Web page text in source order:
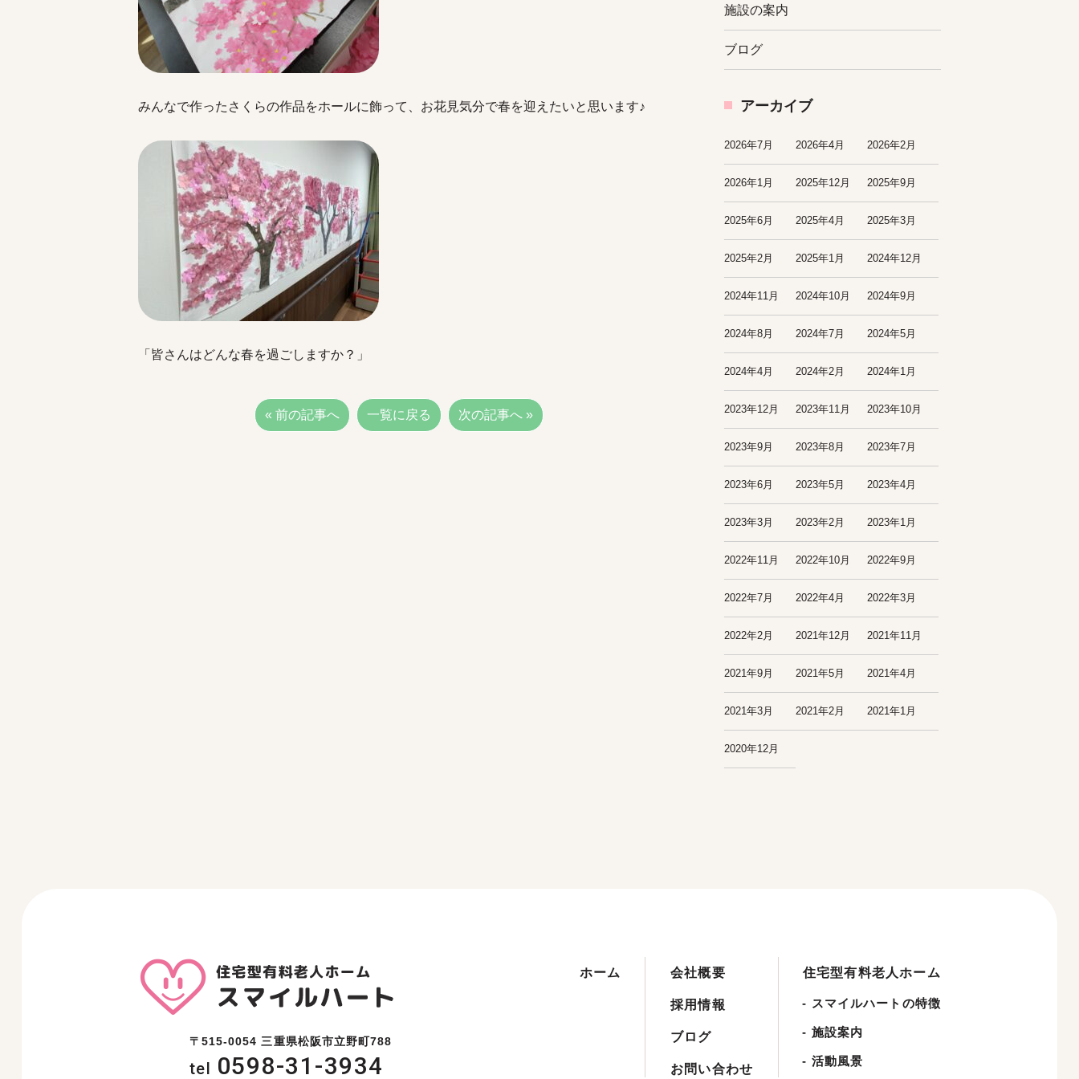
みんなで作ったさくらの作品をホールに飾って、お花見気分で春を迎えたいと思います♪
「皆さんはどんな春を過ごしますか？」
« 前の記事へ 一覧に戻る 次の記事へ »
施設の案内
ブログ
アーカイブ
2026年7月 2026年4月 2026年2月
2026年1月 2025年12月 2025年9月
2025年6月 2025年4月 2025年3月
2025年2月 2025年1月 2024年12月
2024年11月 2024年10月 2024年9月
2024年8月 2024年7月 2024年5月
2024年4月 2024年2月 2024年1月
2023年12月 2023年11月 2023年10月
2023年9月 2023年8月 2023年7月
2023年6月 2023年5月 2023年4月
2023年3月 2023年2月 2023年1月
2022年11月 2022年10月 2022年9月
2022年7月 2022年4月 2022年3月
2022年2月 2021年12月 2021年11月
2021年9月 2021年5月 2021年4月
2021年3月 2021年2月 2021年1月
2020年12月
〒515-0054 三重県松阪市立野町788
tel 0598-31-3934
ホーム 会社概要
採用情報
ブログ
お問い合わせ
住宅型有料老人ホーム
- スマイルハートの特徴
- 施設案内
- 活動風景